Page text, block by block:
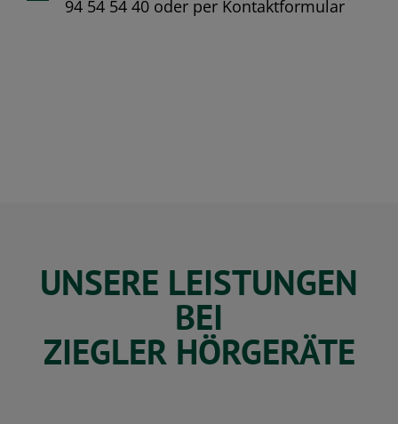
94 54 54 40 oder per Kontaktformular
UNSERE LEISTUNGEN
BEI
ZIEGLER HÖRGERÄTE